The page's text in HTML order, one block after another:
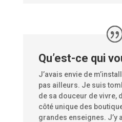
Qu’est-ce qui
J’avais envie de
pas ailleurs. Je suis
de sa douceur de vivre,
côté unique des
grandes enseignes. J’y